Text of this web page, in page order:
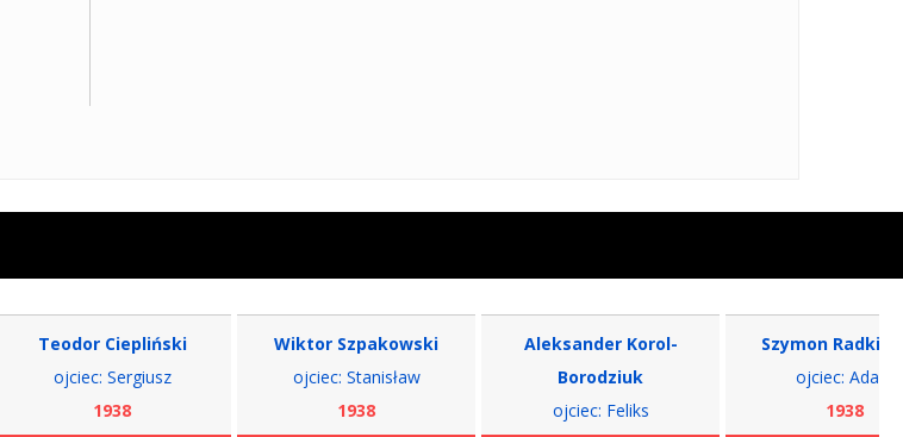
Teodor Ciepliński
ojciec: Sergiusz
Wiktor Szpakowski
ojciec: Stanisław
Aleksander Korol-
Borodziuk
ojciec: Feliks
Szymon Radkiewicz
ojciec: Adam